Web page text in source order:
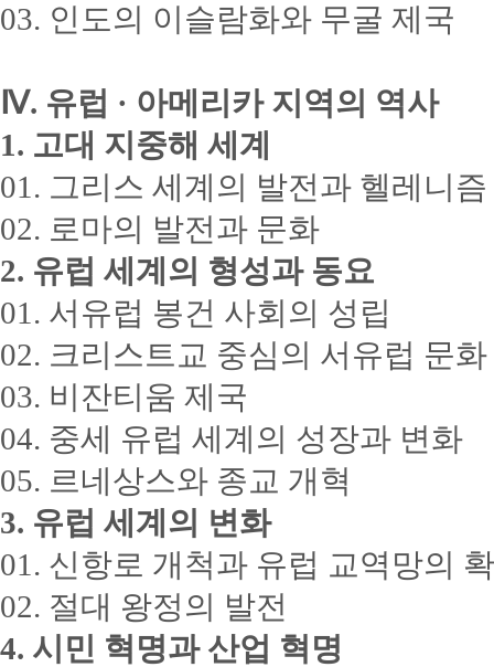
03. 인도의 이슬람화와 무굴 제국
Ⅳ. 유럽 · 아메리카 지역의 역사
1. 고대 지중해 세계
01. 그리스 세계의 발전과 헬레니
02. 로마의 발전과 문화
2. 유럽 세계의 형성과 동요
01. 서유럽 봉건 사회의 성립
02. 크리스트교 중심의 서유럽 문화
03. 비잔티움 제국
04. 중세 유럽 세계의 성장과 변화
05. 르네상스와 종교 개혁
3. 유럽 세계의 변화
01. 신항로 개척과 유럽 교역망의
02. 절대 왕정의 발전
4. 시민 혁명과 산업 혁명